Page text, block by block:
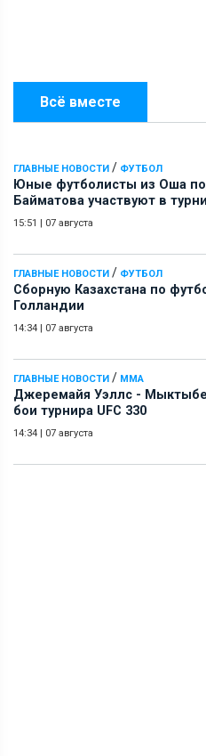
Всё вместе
ГЛАВНЫЕ НОВОСТИ / ФУТБОЛ
Юные футболисты из Оша
Байматова участвуют в
15:51 | 07 августа
ГЛАВНЫЕ НОВОСТИ / ФУТБОЛ
Сборную Казахстана по
Голландии
14:34 | 07 августа
ГЛАВНЫЕ НОВОСТИ / ММА
Джеремайя Уэллс -
бои турнира UFC 330
14:34 | 07 августа